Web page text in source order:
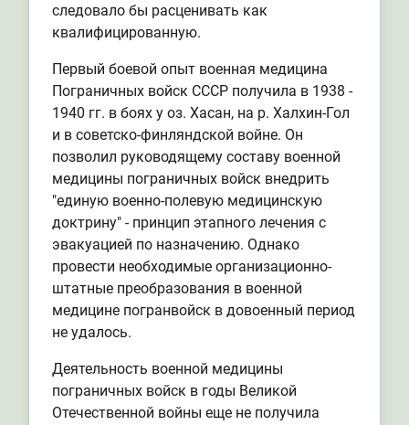
следовало бы расценивать как
квалифицированную.
Первый боевой опыт военная медицина
Пограничных войск СССР получила в 1938 -
1940 гг. в боях у оз. Хасан, на р. Халхин-Гол
и в советско-финляндской войне. Он
позволил руководящему составу военной
медицины пограничных войск внедрить
"единую военно-полевую медицинскую
доктрину" - принцип этапного лечения с
эвакуацией по назначению. Однако
провести необходимые организационно-
штатные преобразования в военной
медицине погранвойск в довоенный период
не удалось.
Деятельность военной медицины
пограничных войск в годы Великой
Отечественной войны еще не получила